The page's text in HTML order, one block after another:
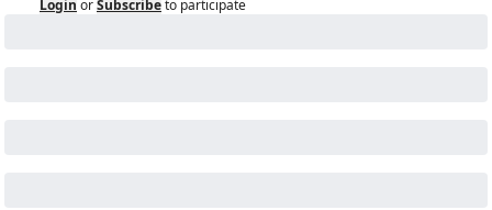
Login orSubscribeto participate